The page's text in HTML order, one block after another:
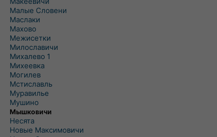
Малые Словени
Маслаки
Махово
Межисетки
Милославичи
Михалево 1
Михеевка
Могилев
Мстиславль
Муравилье
Мушино
Мышковичи
Несята
Новые Максимовичи